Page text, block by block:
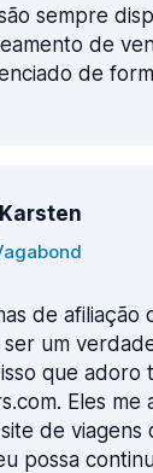
sempre
de
de
de afiliação
um
que adoro
Eles me
de viagens
possa